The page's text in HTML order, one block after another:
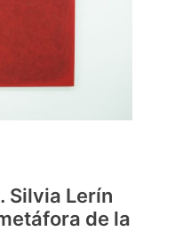
Silvia Lerín
de la